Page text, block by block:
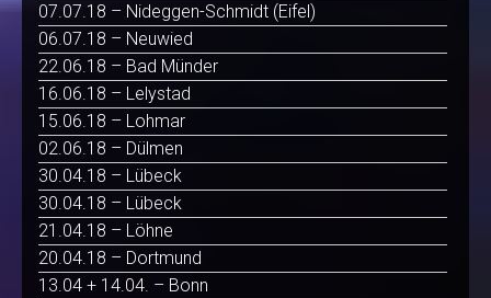
07.07.18 – Nideggen-Schmidt (Eifel)
06.07.18 – Neuwied
22.06.18 – Bad Münder
16.06.18 – Lelystad
15.06.18 – Lohmar
02.06.18 – Dülmen
30.04.18 – Lübeck
30.04.18 – Lübeck
21.04.18 – Löhne
20.04.18 – Dortmund
13.04 + 14.04. – Bonn